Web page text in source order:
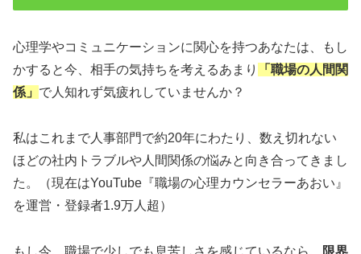
心理学やコミュニケーションに関心を持つあなたは、もし
かすると今、相手の気持ちを考えるあまり
「職場の人間関
係」 で人知れず気疲れしていませんか？
私はこれまで人事部門で約20年にわたり、数え切れない
ほどの社内トラブルや人間関係の悩みと向き合ってきまし
た。（現在はYouTube『職場の心理カウンセラーあおい』
を運営・登録者1.9万人超）
もし今、職場で少しでも息苦しさを感じているなら、
限界